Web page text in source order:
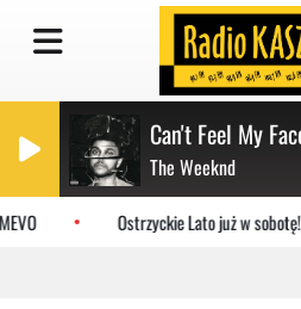
Can't Feel My
The Weeknd
Ostrzyckie Lato już w